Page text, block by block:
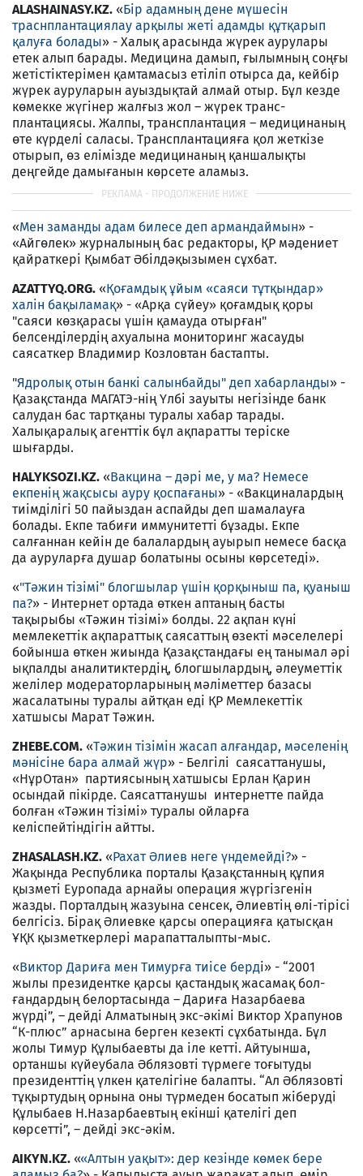
ALASHAINASY.KZ. «Бір адамның дене мүшесін
траснплантациялау арқылы жеті адамды құтқарып
қалуға болады» - Халық арасында жүрек аурулары
етек алып барады. Медицина дамып, ғы­лым­ның соңғы
жетістіктерімен қамтамасыз етіліп отырса да, кейбір
жүрек ауруларын ауыздықтай алмай отыр. Бұл кезде
кө­мекке жүгінер жалғыз жол – жүрек транс­
плантациясы. Жалпы, трансплантация – ме­дицинаның
өте күрделі саласы. Транс­план­тацияға қол жеткізе
отырып, өз елі­міз­де медицинаның қаншалықты
деңгей­де да­мығанын көрсете аламыз.
«Мен заманды адам билесе деп армандай­мын» -
«Айгөлек» журналының бас редакторы, ҚР мәдениет
қайраткері Қымбат Әбілдәқызымен сұхбат.
AZATTYQ.ORG. «Қоғамдық ұйым «саяси тұтқындар»
халін бақыламақ» - «Арқа сүйеу» қоғамдық қоры
"саяси көзқарасы үшін қамауда отырған"
белсенділердің ахуалына мониторинг жасауды
саясаткер Владимир Козловтан бастапты.
"Ядролық отын банкі салынбайды" деп хабарланды» -
Қазақстанда МАГАТЭ-нің Үлбі зауыты негізінде банк
салудан бас тартқаны туралы хабар тарады.
Халықаралық агенттік бұл ақпаратты теріске
шығарды.
HALYKSOZI.KZ. «Вакцина – дәрі ме, у ма? Немесе
екпенің жақсысы ауру қоспағаны» - «Вакциналардың
тиімділігі 50 пайыздан аспайды деп шамалауға
болады. Екпе табиғи иммунитетті бұзады. Екпе
салғаннан кейін де балалардың ауырып немесе басқа
да ауруларға душар болатыны осыны көрсетеді».
«"Тәжин тізімі" блогшылар үшін қорқыныш па, қуаныш
па?» - Интернет ортада өткен аптаның басты
тақырыбы «Тәжин тізімі» болды. 22 ақпан күні
мемлекеттiк ақпараттық саясаттың өзектi мәселелерi
бойынша өткен жиында Қазақстандағы ең танымал әрі
ықпалды аналитиктердің, блогшылардың, әлеуметтік
желілер модераторларының мәліметтер базасы
жасалатыны туралы айтқан еді ҚР Мемлекеттiк
хатшысы Марат Тәжин.
ZHEBE.COM. «Тәжин тізімін жасап алғандар, мәселенің
мәнісіне бара алмай жүр» - Белгілі саясаттанушы,
«НұрОтан» партиясының хатшысы Ерлан Қарин
осындай пікірде. Саясаттанушы интернетте пайда
болған «Тәжин тізімі» туралы ойларға
келіспейтіндігін айтты.
ZHASALASH.KZ. «Рахат Әлиев неге үндемейдi?» -
Жақында Республика порталы Қазақстанның құпия
қызметi Еуропада арнайы операция жүргiзгенiн
жазды. Порталдың жазуына сенсек, Әлиевтiң өлi-тiрiсi
белгiсiз. Бiрақ Әлиевке қарсы операцияға қатысқан
ҰҚК қызметкерлерi марапатталыпты-мыс.
«Виктор Дариға мен Тимурға тиiсе бердi» - “2001
жылы президентке қарсы қастандық жасамақ бол­
ғандардың белортасында – Дариға Назарбаева
жүрдi”, – дейдi Алматының экс-әкiмi Виктор Храпунов
“К-плюс” арнасына берген кезектi сұхбатында. Бұл
жолы Тимур Құлыбаевты да iле кеттi. Айтуынша,
ортаншы күйеубала Әблязовтi түрмеге тоғытуды
президенттiң үлкен қателiгiне балапты. “Ал Әблязовтi
тұқыртудың орнына оны түрмеден босатып жiберудi
Құлыбаев Н.Назарбаевтың екiншi қателiгi деп
көрсеттi”, – дейдi экс-әкiм.
AIKYN.KZ. ««Алтын уақыт»: дер кезінде көмек бере